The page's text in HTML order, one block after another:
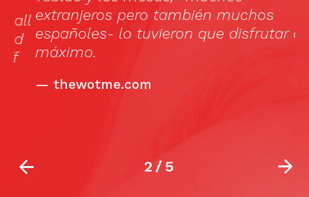
extranjeros pero también muchos
españoles- lo tuvieron que disfrutar al
máximo.
thewotme.com
2/5